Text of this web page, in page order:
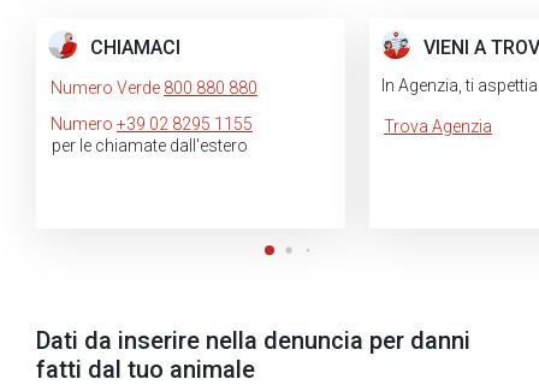
CHIAMACI
Numero Verde 800 880 880
Numero +39 02 8295 1155
per le chiamate dall'estero
VIENI A
In Agenzia, ti
Trova Agenzia
Dati da inserire nella denuncia per danni
fatti dal tuo animale